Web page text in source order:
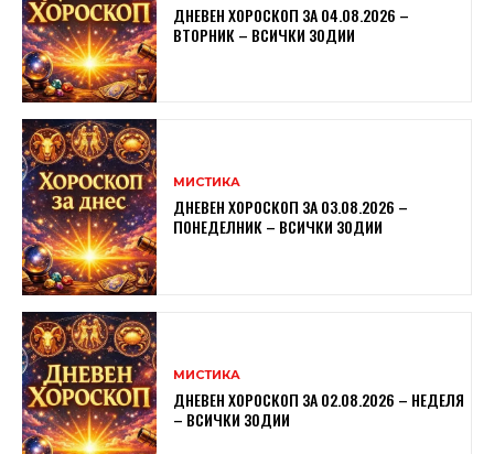
ДНЕВЕН ХОРОСКОП ЗА 04.08.2026 –
ВТОРНИК – ВСИЧКИ ЗОДИИ
МИСТИКА
ДНЕВЕН ХОРОСКОП ЗА 03.08.2026 –
ПОНЕДЕЛНИК – ВСИЧКИ ЗОДИИ
МИСТИКА
ДНЕВЕН ХОРОСКОП ЗА 02.08.2026 – НЕДЕЛЯ
– ВСИЧКИ ЗОДИИ